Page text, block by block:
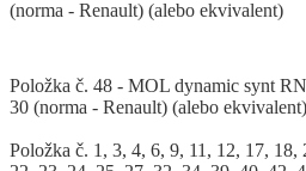
(norma - Renault) (alebo ekvivalent)
Položka č. 48 - MOL dynamic synt
30 (norma - Renault) (alebo ekvivalent)
Položka č. 1, 3, 4, 6, 9, 11, 12, 17, 18,